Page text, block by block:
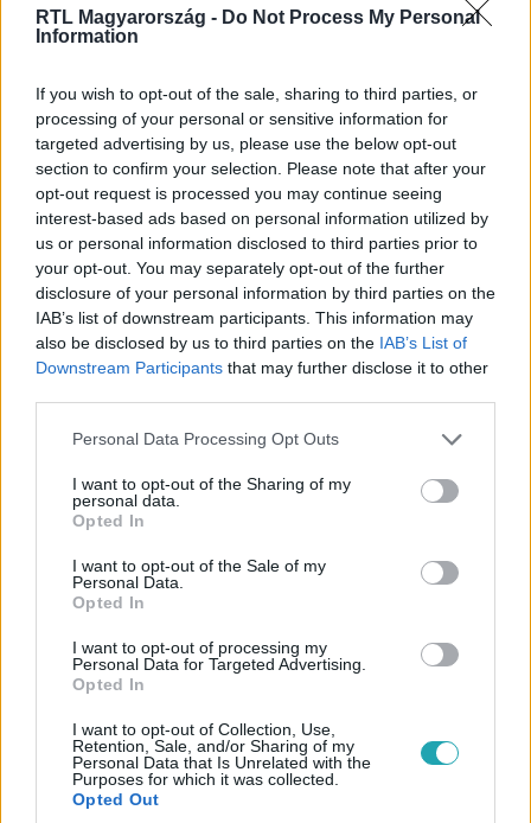
RTL Magyarország - Do Not Process My Personal
Information
If you wish to opt-out of the sale, sharing to third parties, or
processing of your personal or sensitive information for
targeted advertising by us, please use the below opt-out
section to confirm your selection. Please note that after your
opt-out request is processed you may continue seeing
interest-based ads based on personal information utilized by
us or personal information disclosed to third parties prior to
your opt-out. You may separately opt-out of the further
disclosure of your personal information by third parties on the
IAB’s list of downstream participants. This information may
also be disclosed by us to third parties on the IAB’s List of
Downstream Participants that may further disclose it to other
Please note that this website/app uses one or more Google
not limited to your visit or usage behaviour. You may click to
grant or deny consent to Google and its third-party tags to
use your data for below specified purposes in below Google
consent section.
Personal Data Processing Opt Outs
I want to opt-out of the Sharing of my
personal data.
Opted In
I want to opt-out of the Sale of my
Personal Data.
Opted In
I want to opt-out of processing my
Personal Data for Targeted Advertising.
Opted In
I want to opt-out of Collection, Use,
Retention, Sale, and/or Sharing of my
Personal Data that Is Unrelated with the
Purposes for which it was collected.
Opted Out
Prigozsint Putyin, az ukránok, a CIA vagy a
Alig csapódtak a földbe Jevgenyij Prigozsin repülőgépnek
füstölgő roncsai, máris megindultak a Wagner-csoport
vezetőjének haláláról szóló összeesküvés-elméletek. Az,
hogy baleset történt, már a kezdetektől fogva szinte fel
sem merült, így már csak az volt a kérdés, hogy ki állhat a
gép felrobbantása mögött.
2023. augusztus 28. 7:35
„Állami büdzséből létrehozott proxyhadsereg” – a
történész szerint a Wagner nem magánhadsereg
Mitrovits Miklós történész szerint tévesen nevezik a
Wagnert magánhadseregnek. A csoport inkább Putyin
proxyhadserege: nem az orosz hadsereg avatkozik be a
Közép-afrikai Köztársaságban, Líbiában, Szíriában,
hanem elküldik a wagnereseket. A történész szerint a
Wagner vezetője, Jevgenyij Prigozsin jól ismerte az orosz